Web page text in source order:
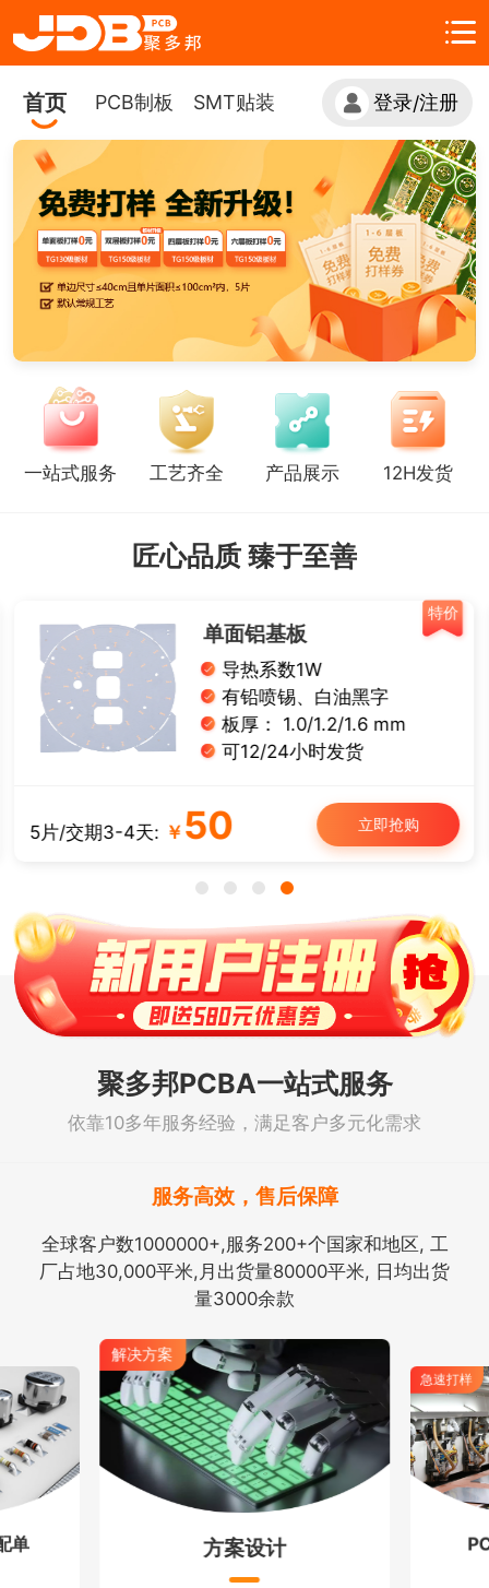
首页 PCB制板 SMT贴装 登录/注册
一站式服务 工艺齐全 产品展示 12H发货
匠心品质 臻于至善
特价
单面铝基板
导热系数1W
有铅喷锡、白油黑字
板厚： 1.0/1.2/1.6 mm
可12/24小时发货
5片/交期3-4天: ￥ 50 立即抢购
聚多邦PCBA一站式服务
依靠10多年服务经验，满足客户多元化需求
服务高效，售后保障
全球客户数1000000+,服务200+个国家和地区, 工
厂占地30,000平米,月出货量80000平米, 日均出货
量3000余款
单
解决方案
方案设计
急速打样